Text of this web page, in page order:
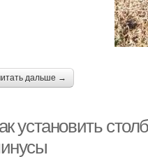
дальше →
установить